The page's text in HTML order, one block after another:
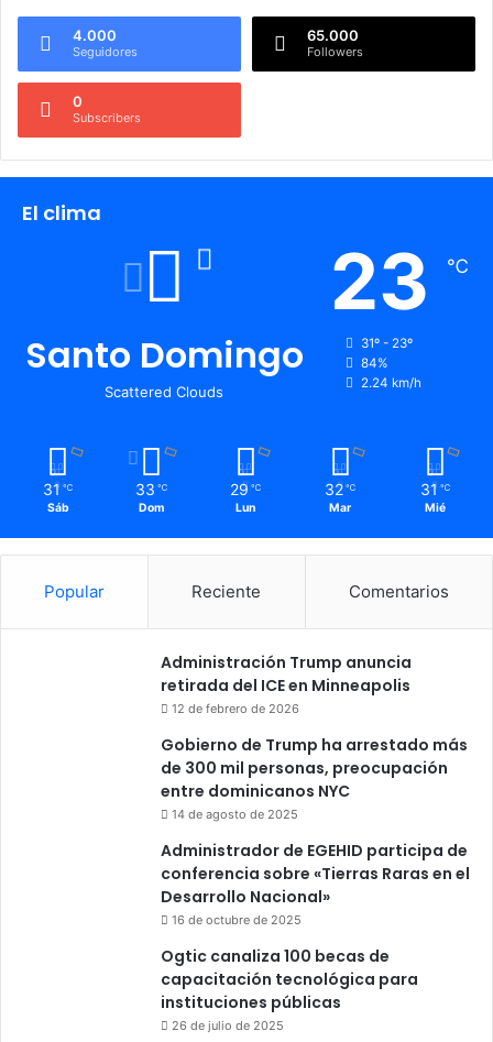
4.000
Seguidores
65.000
Followers
0
Subscribers
El clima
Santo Domingo
Scattered Clouds
23 ℃
31º - 23º
84%
2.24 km/h
31 ℃
Sáb
33 ℃
Dom
29 ℃
Lun
32 ℃
Mar
31 ℃
Mié
Popular Reciente Comentarios
Administración Trump anuncia
retirada del ICE en Minneapolis
12 de febrero de 2026
Gobierno de Trump ha arrestado más
de 300 mil personas, preocupación
entre dominicanos NYC
14 de agosto de 2025
Administrador de EGEHID participa de
conferencia sobre «Tierras Raras en el
Desarrollo Nacional»
16 de octubre de 2025
Ogtic canaliza 100 becas de
capacitación tecnológica para
instituciones públicas
26 de julio de 2025